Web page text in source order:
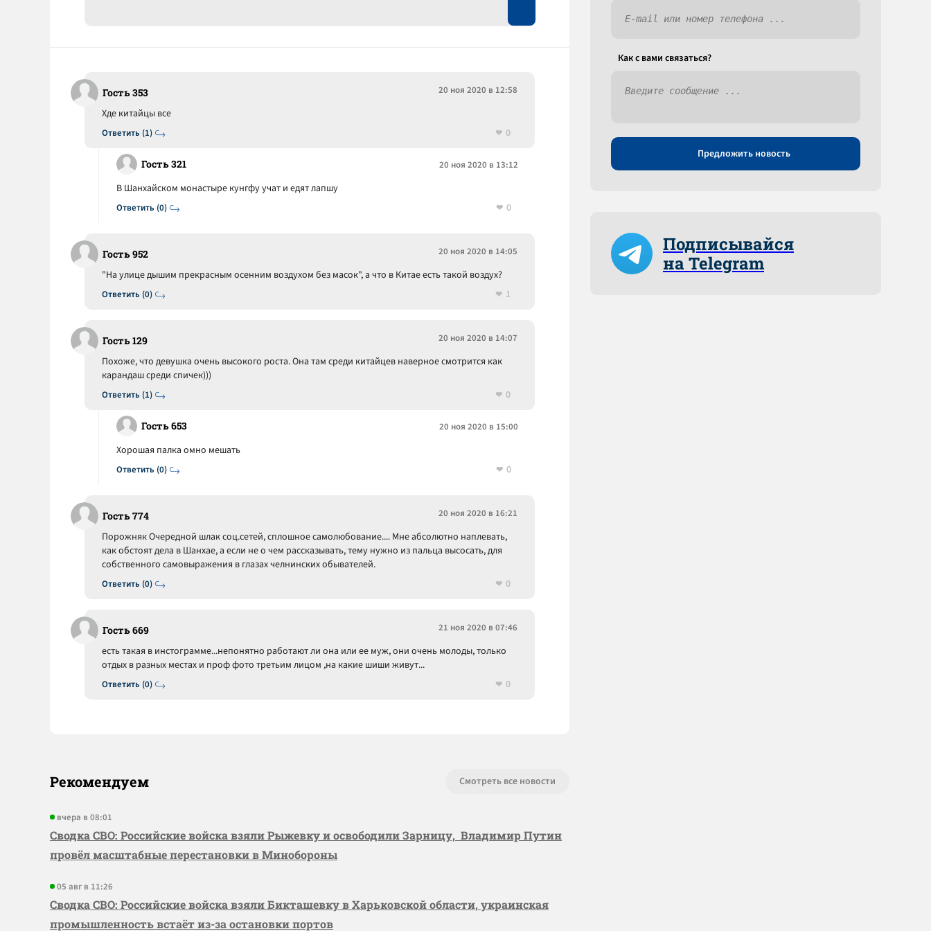
Гость 353 20 ноя 2020 в 12:58
Ответить (1)
Хде китайцы все
0
Гость 321 20 ноя 2020 в 13:12
Ответить (0)
В Шанхайском монастыре кунгфу учат и едят лапшу
0
Гость 952 20 ноя 2020 в 14:05
Ответить (0)
"На улице дышим прекрасным осенним воздухом без масок", а что в Китае есть такой воздух?
1
Гость 129 20 ноя 2020 в 14:07
Ответить (1)
Похоже, что девушка очень высокого роста. Она там среди китайцев наверное смотрится как
карандаш среди спичек)))
0
Гость 653 20 ноя 2020 в 15:00
Ответить (0)
Хорошая палка омно мешать
0
Гость 774 20 ноя 2020 в 16:21
Ответить (0)
Порожняк Очередной шлак соц.сетей, сплошное самолюбование.... Мне абсолютно наплевать,
как обстоят дела в Шанхае, а если не о чем рассказывать, тему нужно из пальца высосать, для
собственного самовыражения в глазах челнинских обывателей.
0
Гость 669 21 ноя 2020 в 07:46
Ответить (0)
есть такая в инстограмме...непонятно работают ли она или ее муж, они очень молоды, только
отдых в разных местах и проф фото третьим лицом ,на какие шиши живут...
0
Рекомендуем Смотреть все новости
вчера в 08:01
Сводка СВО: Российские войска взяли Рыжевку и освободили Зарницу, Владимир Путин
провёл масштабные перестановки в Минобороны
05 авг в 11:26
Сводка СВО: Российские войска взяли Бикташевку в Харьковской области, украинская
промышленность встаёт из-за остановки портов
Как c вами связаться?
Предложить новость
Подписывайся
на Telegram